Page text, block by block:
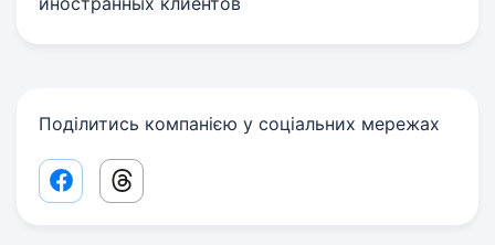
Поділитись компанією у соціальних мережах
Facebook share link
Threads share link